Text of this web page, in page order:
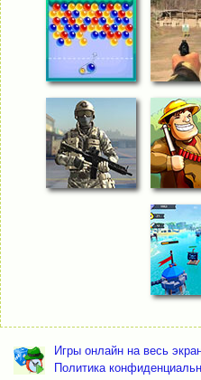
Игры онлайн на весь
Политика